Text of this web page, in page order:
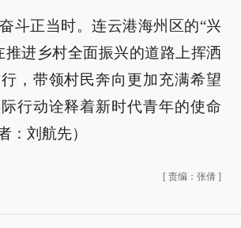
斗正当时。连云港海州区的“兴
推进乡村全面振兴的道路上挥洒
，带领村民奔向更加充满希望
行动诠释着新时代青年的使命
：刘航先）
[ 责编：张倩 ]